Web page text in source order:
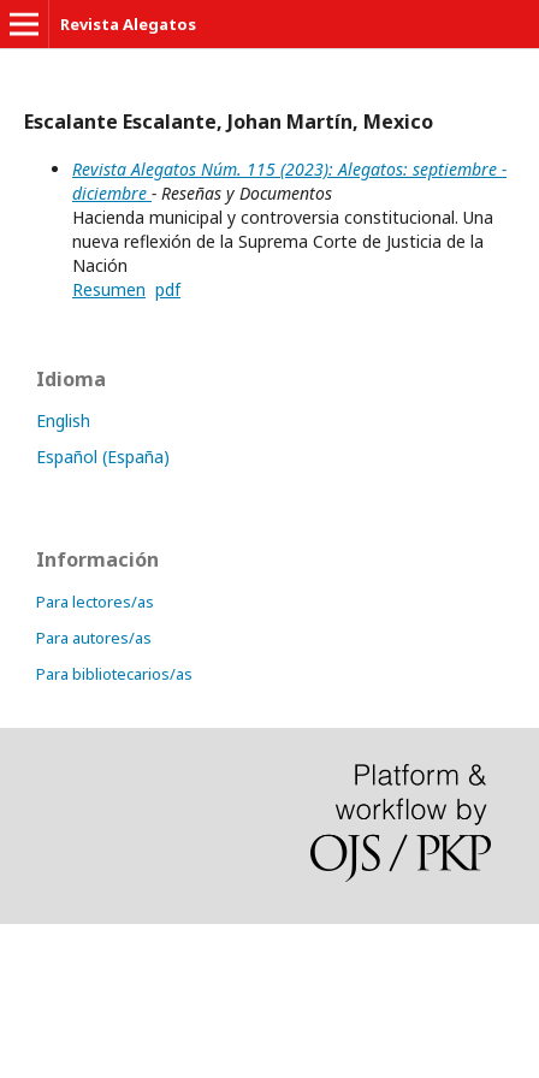
Revista Alegatos
Escalante Escalante, Johan Martín, Mexico
Revista Alegatos Núm. 115 (2023): Alegatos: septiembre -
diciembre - Reseñas y Documentos
Hacienda municipal y controversia constitucional. Una
nueva reflexión de la Suprema Corte de Justicia de la
Nación
Resumen pdf
Idioma
English
Español (España)
Información
Para lectores/as
Para autores/as
Para bibliotecarios/as